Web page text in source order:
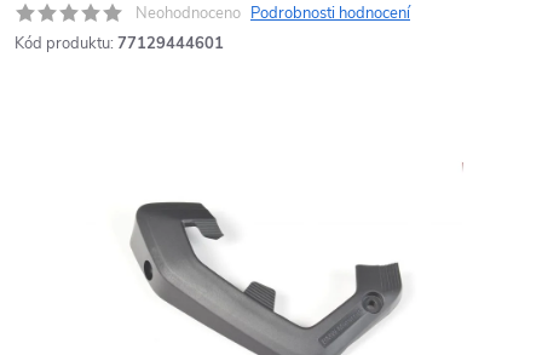
Neohodnoceno Podrobnosti hodnocení
Kód produktu: 77129444601